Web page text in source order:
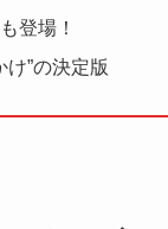
登場！
”の決定版